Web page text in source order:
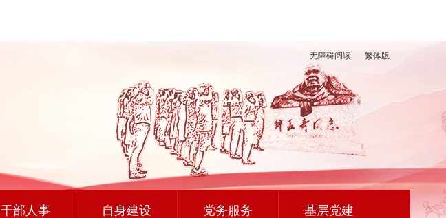
无障碍阅读 繁体版
干部人事 自身建设 党务服务 基层党建